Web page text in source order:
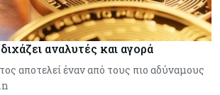
αναλυτές και αγορά
αποτελεί έναν από τους πιο αδύναμους